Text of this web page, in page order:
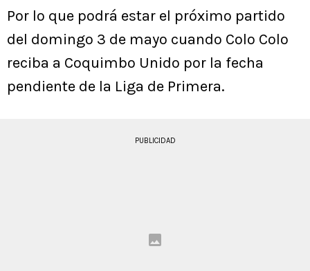
Por lo que podrá estar el próximo partido
del domingo 3 de mayo cuando Colo Colo
reciba a Coquimbo Unido por la fecha
pendiente de la Liga de Primera.
PUBLICIDAD